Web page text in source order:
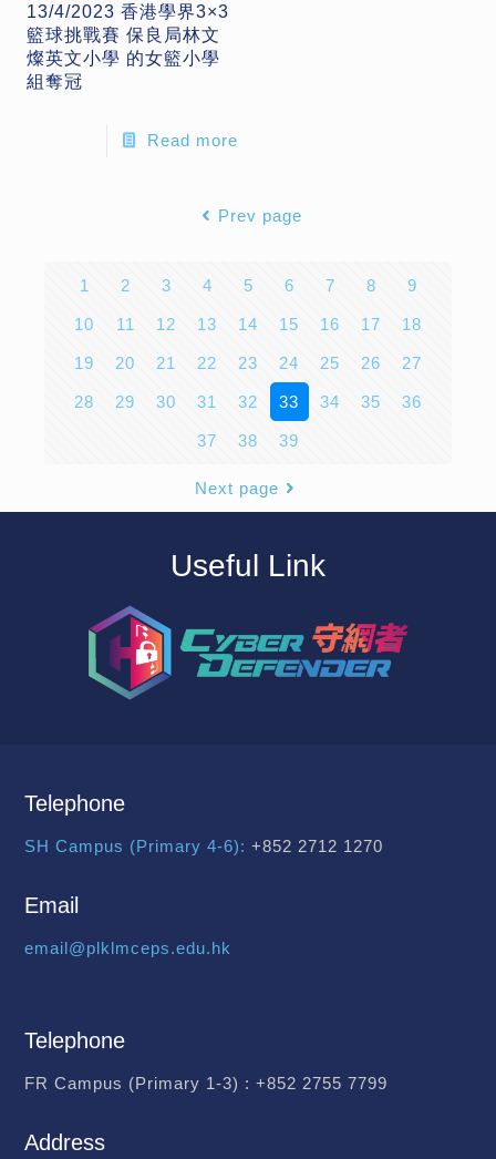
13/4/2023 香港學界3×3
籃球挑戰賽 保良局林文
燦英文小學 的女籃小學
組奪冠
Read more
Prev page
1 2 3 4 5 6 7 8 9
10 11 12 13 14 15 16 17 18
19 20 21 22 23 24 25 26 27
28 29 30 31 32 33 34 35 36
37 38 39
Next page
Useful Link
Telephone
SH Campus (Primary 4-6): +852 2712 1270
Email
email@plklmceps.edu.hk
Telephone
FR Campus (Primary 1-3) : +852 2755 7799
Address